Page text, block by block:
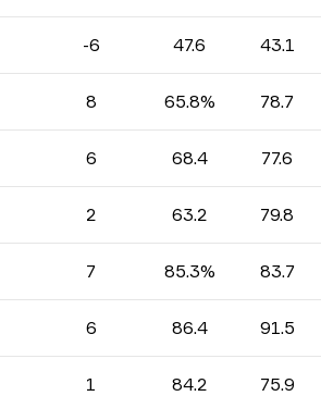
-6 47.6 43.1
8 65.8% 78.7
6 68.4 77.6
2 63.2 79.8
7 85.3% 83.7
6 86.4 91.5
1 84.2 75.9